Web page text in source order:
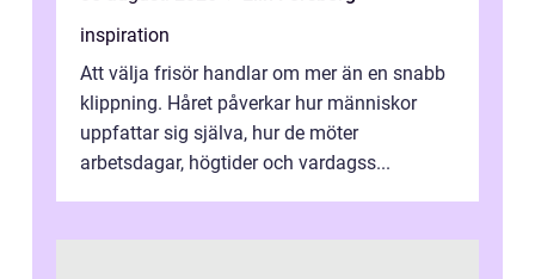
inspiration
Att välja frisör handlar om mer än en snabb
klippning. Håret påverkar hur människor
uppfattar sig själva, hur de möter
arbetsdagar, högtider och vardagss...